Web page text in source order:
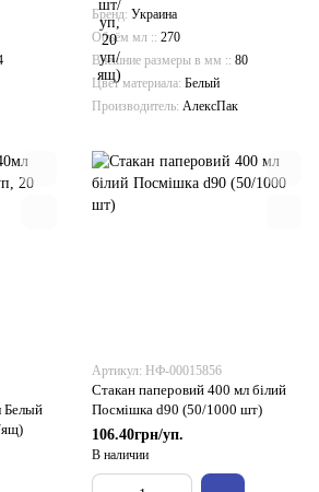
Бренд Украина
Объём мл : 270
Внешние размеры в мм : 80
Цвет материала Белый
Производитель АлексПак
Белый
ящ)
Артикул: НФ-00015856
Стакан паперовий 400 мл білий
Посмішка d90 (50/1000 шт)
106.40грн/уп.
В наличии